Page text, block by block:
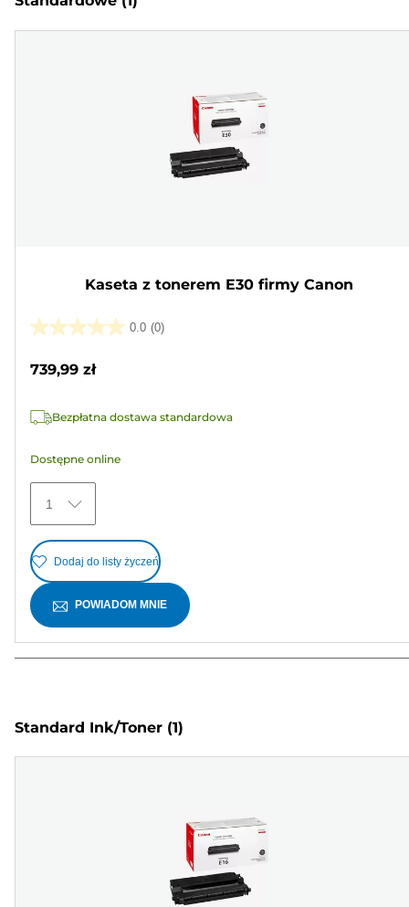
Kaseta z tonerem E30 firmy Canon
0.0 (0)
0.0
739,99 zł
Bezpłatna dostawa standardowa
Dostępne online
1
Dodaj do listy życzeń
POWIADOM MNIE
Standard Ink/Toner (1)